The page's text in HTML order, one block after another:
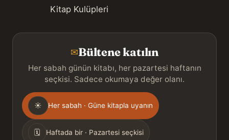
Kitap Kulüpleri
✉Bültene katılın
Her sabah günün kitabı, her pazartesi haftanın
seçkisi. Sadece okumaya değer olanı.
Gönderim
sıklığı
☀ Her sabah · Güne kitapla uyanın
🗓 Haftada bir · Pazartesi seçkisi